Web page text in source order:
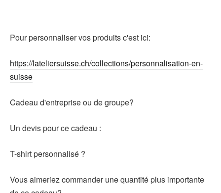
Pour personnaliser vos produits c'est ici:
https://lateliersuisse.ch/collections/personnalisation-en-
suisse
Cadeau d'entreprise ou de groupe?
Un devis pour ce cadeau :
T-shirt personnalisé ?
Vous aimeriez commander une quantité plus importante